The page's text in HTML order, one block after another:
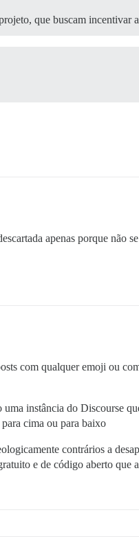
que buscam incentivar
apenas porque não
com qualquer emoji ou
uma instância do Discourse
cima ou para baixo
contrários a
e de código aberto que